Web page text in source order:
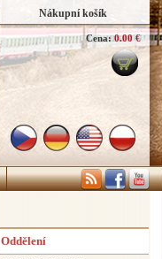
Nákupní košík
Cena: 0.00 €
Oddělení